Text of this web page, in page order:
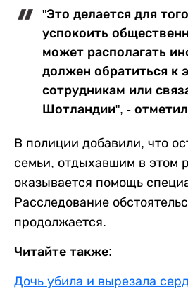
"Это делается для
успокоить
может располагать
должен обратиться к
сотрудникам или
Шотландии", -
В полиции добавили, что
семьи, отдыхавшим в этом
оказывается помощь
Расследование
продолжается.
Читайте также:
Дочь убила и вырезала